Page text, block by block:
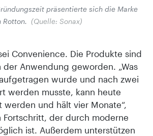
präsentierte sich die Marke
Rotton. (Quelle: Sonax)
Convenience. Die Produkte sind
Anwendung geworden. „Was
wurde und nach zwei
werden musste, kann heute
und hält vier Monate“,
Fortschritt, der durch moderne
ist. Außerdem unterstützen